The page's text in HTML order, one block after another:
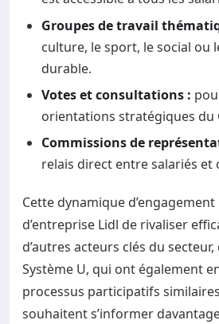
Groupes de travail
culture, le sport, le social ou
durable.
Votes et consultations :
orientations stratégiques du
Commissions de
relais direct entre salariés et
Cette dynamique
d’entreprise Lidl de rivaliser
d’autres acteurs clés du
Système U, qui ont également
processus participatifs
souhaitent s’informer